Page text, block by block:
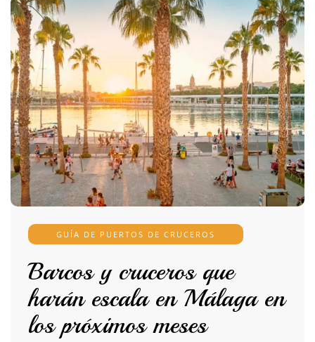
GUÍA DE PUERTOS DE CRUCEROS
Barcos y cruceros que
harán escala en Málaga en
los próximos meses